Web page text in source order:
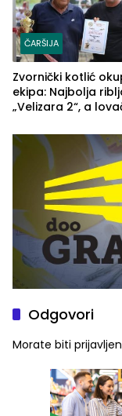
ČARŠIJA
Zvornički kotlić
ekipa: Najbolja
„Velizara 2“, a
Odgovori
Morate biti